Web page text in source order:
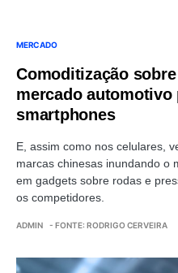
MERCADO
Comoditização
mercado automotivo
smartphones
E, assim como nos celulares,
marcas chinesas inundando o
em gadgets sobre rodas e
os competidores.
ADMIN - FONTE: RODRIGO CERVEIRA